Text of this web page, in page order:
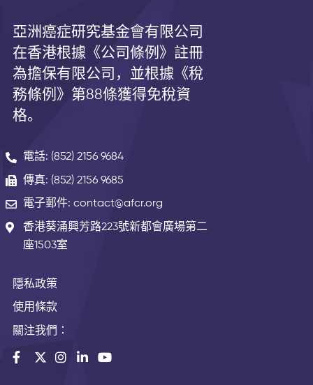
亞洲癌症研究基金會有限公司
在香港根據《公司條例》註冊
為擔保有限公司，並根據《稅
務條例》第88條獲得免稅資
格。
電話: (852) 2156 9684
傳真: (852) 2156 9685
電子郵件: contact@afcr.org
香港葵涌興芳路223號新都會廣場第二
座1503室
隱私政策
使用條款
關注我們：